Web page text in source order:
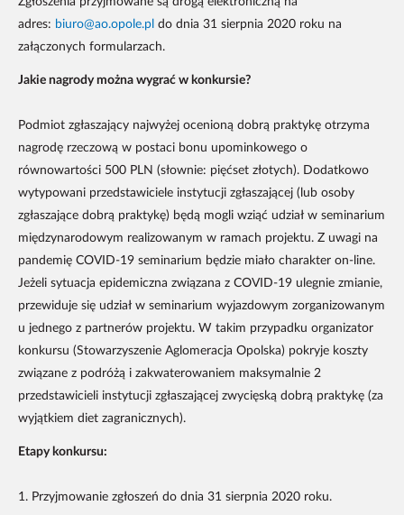
adres: biuro@ao.opole.pl do dnia 31 sierpnia 2020 roku na
załączonych formularzach.
Jakie nagrody można wygrać w konkursie?
Podmiot zgłaszający najwyżej ocenioną dobrą praktykę otrzyma
nagrodę rzeczową w postaci bonu upominkowego o
równowartości 500 PLN (słownie: pięćset złotych). Dodatkowo
wytypowani przedstawiciele instytucji zgłaszającej (lub osoby
zgłaszające dobrą praktykę) będą mogli wziąć udział w seminarium
międzynarodowym realizowanym w ramach projektu. Z uwagi na
pandemię COVID-19 seminarium będzie miało charakter on-line.
Jeżeli sytuacja epidemiczna związana z COVID-19 ulegnie zmianie,
przewiduje się udział w seminarium wyjazdowym zorganizowanym
u jednego z partnerów projektu. W takim przypadku organizator
konkursu (Stowarzyszenie Aglomeracja Opolska) pokryje koszty
związane z podróżą i zakwaterowaniem maksymalnie 2
przedstawicieli instytucji zgłaszającej zwycięską dobrą praktykę (za
wyjątkiem diet zagranicznych).
Etapy konkursu:
1. Przyjmowanie zgłoszeń do dnia 31 sierpnia 2020 roku.